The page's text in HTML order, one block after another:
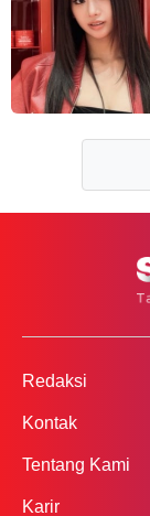
Redaksi
Kontak
Tentang Kami
Karir